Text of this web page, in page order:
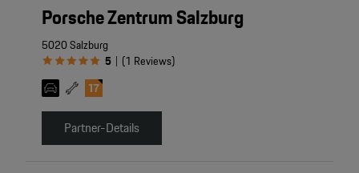
Porsche Zentrum Salzburg
5020 Salzburg
5 | (1 Reviews)
Partner-Details